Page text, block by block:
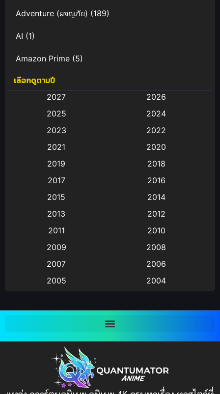
Adventure (ผจญภัย) (189)
AI (1)
Amazon Prime (5)
Anal (ประตูหลัง)
Animation การ์ตูน
Animation อนิเมะ
Animation แอนิเมชัน
(9)
Big tits (นมใหญ่)
Bitch (ผู้หญิงร่าน)
Bondage (ทาส)(1)
(1)
เลือกดูตามปี
2027
2026
2025
2024
2023
2022
2021
2020
2019
2018
2017
2016
2015
2014
2013
2012
2011
2010
2009
2008
2007
2006
2005
2004
1997
1993
1991